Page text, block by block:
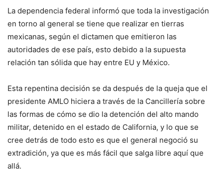
La dependencia federal informó que toda la investigación
en torno al general se tiene que realizar en tierras
mexicanas, según el dictamen que emitieron las
autoridades de ese país, esto debido a la supuesta
relación tan sólida que hay entre EU y México.
Esta repentina decisión se da después de la queja que el
presidente AMLO hiciera a través de la Cancillería sobre
las formas de cómo se dio la detención del alto mando
militar, detenido en el estado de California, y lo que se
cree detrás de todo esto es que el general negoció su
extradición, ya que es más fácil que salga libre aquí que
allá.